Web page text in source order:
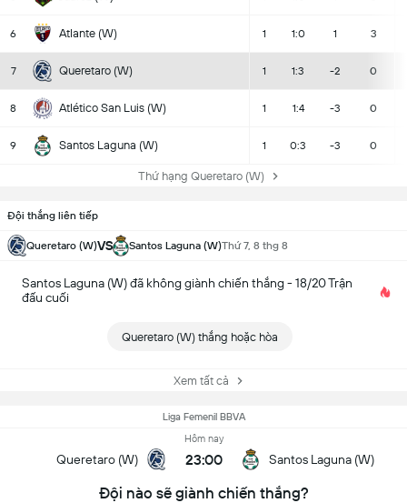
6 Atlante (W) 1 1:0 1 3
7 Queretaro (W) 1 1:3 -2 0
8 Atlético San Luis (W) 1 1:4 -3 0
9 Santos Laguna (W) 1 0:3 -3 0
Thứ hạng Queretaro (W)
Đội thắng liên tiếp
Queretaro (W)VS Santos Laguna (W)Thứ 7, 8 thg 8
Santos Laguna (W) đã không giành chiến thắng - 18/20 Trận
đấu cuối
Queretaro (W) thắng hoặc hòa
Xem tất cả
Liga Femenil BBVA
Queretaro (W)
Hôm nay
23:00 Santos Laguna (W)
Đội nào sẽ giành chiến thắng?